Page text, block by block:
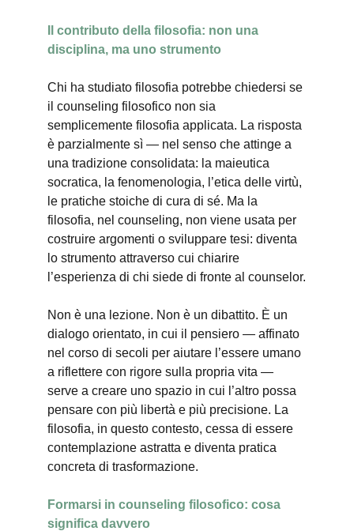
Il contributo della filosofia: non una
disciplina, ma uno strumento
Chi ha studiato filosofia potrebbe chiedersi se
il counseling filosofico non sia
semplicemente filosofia applicata. La risposta
è parzialmente sì — nel senso che attinge a
una tradizione consolidata: la maieutica
socratica, la fenomenologia, l’etica delle virtù,
le pratiche stoiche di cura di sé. Ma la
filosofia, nel counseling, non viene usata per
costruire argomenti o sviluppare tesi: diventa
lo strumento attraverso cui chiarire
l’esperienza di chi siede di fronte al counselor.
Non è una lezione. Non è un dibattito. È un
dialogo orientato, in cui il pensiero — affinato
nel corso di secoli per aiutare l’essere umano
a riflettere con rigore sulla propria vita —
serve a creare uno spazio in cui l’altro possa
pensare con più libertà e più precisione. La
filosofia, in questo contesto, cessa di essere
contemplazione astratta e diventa pratica
concreta di trasformazione.
Formarsi in counseling filosofico: cosa
significa davvero